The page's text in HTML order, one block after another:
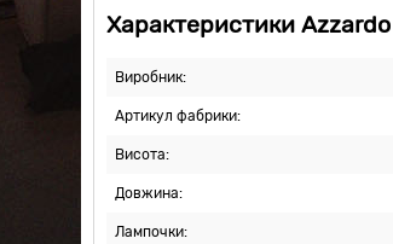
Характеристики Azzardo
Виробник:
Артикул фабрики:
Висота:
Довжина:
Лампочки: